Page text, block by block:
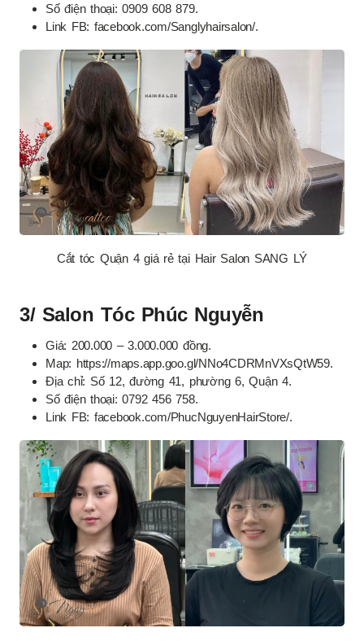
Số điện thoại: 0909 608 879.
Link FB: facebook.com/Sanglyhairsalon/.
Cắt tóc Quận 4 giá rẻ tại Hair Salon SANG LÝ
3/ Salon Tóc Phúc Nguyễn
Giá: 200.000 – 3.000.000 đồng.
Map: https://maps.app.goo.gl/NNo4CDRMnVXsQtW59.
Địa chỉ: Số 12, đường 41, phường 6, Quận 4.
Số điện thoại: 0792 456 758.
Link FB: facebook.com/PhucNguyenHairStore/.